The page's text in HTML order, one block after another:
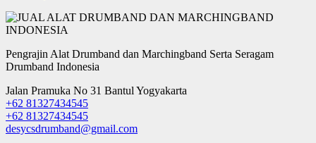
Pengrajin Alat Drumband dan Marchingband Serta Seragam
Drumband Indonesia
Jalan Pramuka No 31 Bantul Yogyakarta
+62 81327434545
+62 81327434545
desycsdrumband@gmail.com